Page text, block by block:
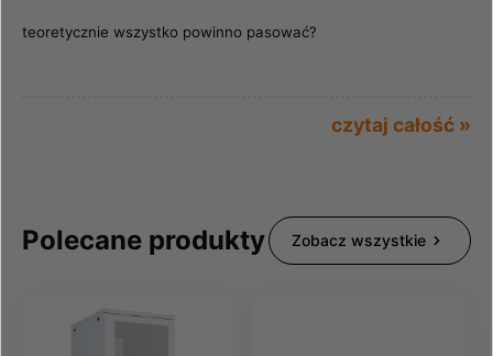
teoretycznie wszystko powinno pasować?
czytaj całość »
Polecane produkty Zobacz wszystkie